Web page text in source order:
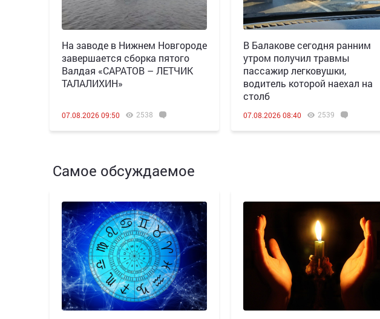
Н️а заводе в Нижнем Новгороде
завершается сборка пятого
Валдая «САРАТОВ – ЛЕТЧИК
ТАЛАЛИХИН»
07.08.2026 09:50 2538
В Балакове сегодня ранним
утром получил травмы
пассажир легковушки,
водитель которой наехал на
столб
07.08.2026 08:40 2539
Самое обсуждаемое